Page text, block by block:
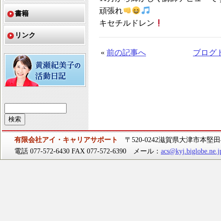
頑張れ
キセチルドレン
« 前の記事へ ブログ
書籍
リンク
有限会社アイ・キャリアサポート
〒520-0242滋賀県大津市本堅
電話 077-572-6430 FAX 077-572-6390 メール：